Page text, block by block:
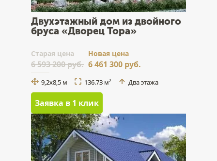
Двухэтажный дом из двойного
бруса «Дворец Тора»
Cтарая цена
6 593 200 руб.
Новая цена
6 461 300 руб.
9,2x8,5 м 136.73 м2 Два этажа
Заявка в 1 клик